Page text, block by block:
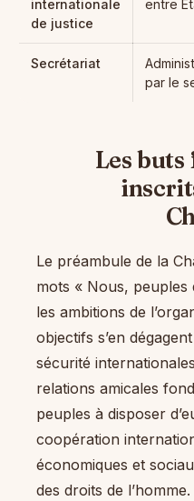
internationale
de justice
entre
Secrétariat
par le
Les
Le préambule de la
mots « Nous, peuples
les ambitions de
objectifs s’en
sécurité
relations amicales
peuples à disposer
coopération
économiques et
des droits de